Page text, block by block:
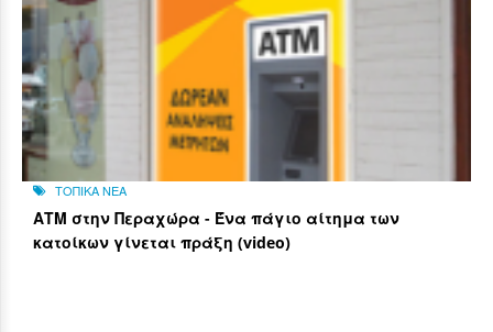
ΤΟΠΙΚΑ ΝΕΑ
ΑΤΜ στην Περαχώρα - Ένα πάγιο αίτημα των
κατοίκων γίνεται πράξη (video)